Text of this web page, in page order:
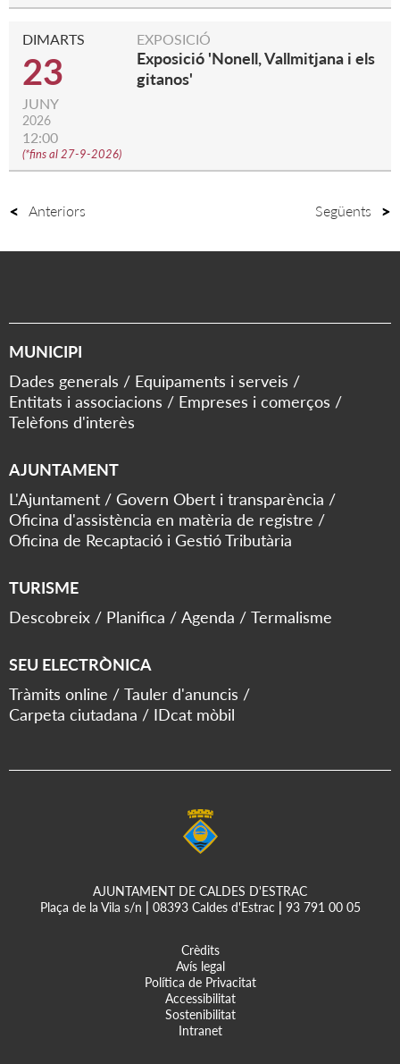
DIMARTS
23
JUNY
2026
12:00
(*fins al 27-9-2026)
EXPOSICIÓ
Exposició 'Nonell, Vallmitjana i els
gitanos'
Anteriors Següents
MUNICIPI
Dades generals
Equipaments i serveis
Entitats i associacions
Empreses i comerços
Telèfons d'interès
AJUNTAMENT
L'Ajuntament
Govern Obert i transparència
Oficina d'assistència en matèria de registre
Oficina de Recaptació i Gestió Tributària
TURISME
Descobreix
Planifica Agenda Termalisme
SEU ELECTRÒNICA
Tràmits online
Tauler d'anuncis
Carpeta ciutadana
IDcat mòbil
AJUNTAMENT DE CALDES D'ESTRAC
Plaça de la Vila s/n
08393 Caldes d'Estrac 93 791 00 05
Crèdits
Avís legal
Política de Privacitat
Accessibilitat
Sostenibilitat
Intranet